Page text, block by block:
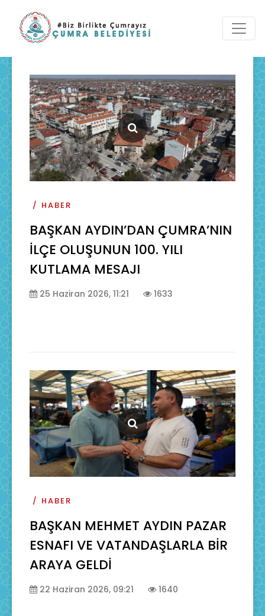
HABER
BAŞKAN AYDIN’DAN ÇUMRA’NIN
İLÇE OLUŞUNUN 100. YILI
KUTLAMA MESAJI
25 Haziran 2026, 11:21 1633
HABER
BAŞKAN MEHMET AYDIN PAZAR
ESNAFI VE VATANDAŞLARLA BİR
ARAYA GELDİ
22 Haziran 2026, 09:21 1640